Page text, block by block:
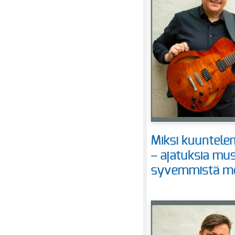
Miksi
– ajatuksia
syvemmistä